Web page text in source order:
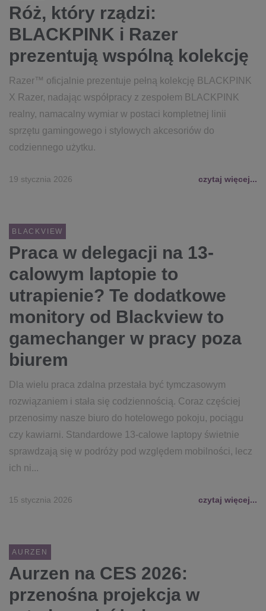
Róż, który rządzi:
BLACKPINK i Razer
prezentują wspólną kolekcję
Razer™ oficjalnie prezentuje pełną kolekcję BLACKPINK
X Razer, nadając współpracy z zespołem BLACKPINK
realny, namacalny wymiar w postaci kompletnej linii
sprzętu gamingowego i stylowych akcesoriów do
codziennego użytku.
19 stycznia 2026 czytaj więcej...
BLACKVIEW
Praca w delegacji na 13-
calowym laptopie to
utrapienie? Te dodatkowe
monitory od Blackview to
gamechanger w pracy poza
biurem
Dla wielu praca zdalna przestała być tymczasowym
rozwiązaniem i stała się codziennością. Coraz częściej
przenosimy nasze biuro do hotelowego pokoju, pociągu
czy kawiarni. Standardowe 13-calowe laptopy świetnie
sprawdzają się w podróży pod względem mobilności, lecz
ich ni...
15 stycznia 2026 czytaj więcej...
AURZEN
Aurzen na CES 2026:
przenośna projekcja w